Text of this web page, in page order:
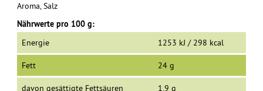
Aroma, Salz
Nährwerte pro 100 g:
Energie
1253 kJ / 298 kcal
Fett 24 g
davon gesättigte Fettsäuren 1,9 g